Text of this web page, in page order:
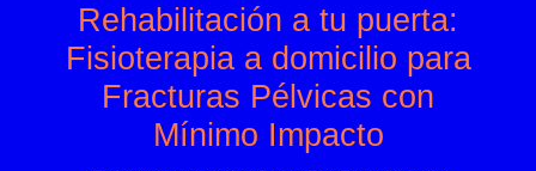
Rehabilitación a tu puerta:
Fisioterapia a domicilio para
Fracturas Pélvicas con
Mínimo Impacto